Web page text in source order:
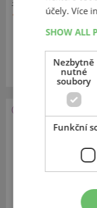
1 586 Kč
1 404 Kč
Na
účely.Více
SHOW ALL
Nezbytně
nutné
soubory
Funkční